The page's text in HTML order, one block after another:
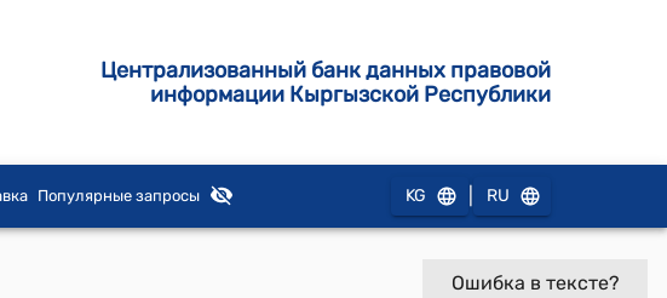
Централизованный банк данных правовой
информации Кыргызской Республики
Популярные запросы KG RU
Ошибка в тексте?